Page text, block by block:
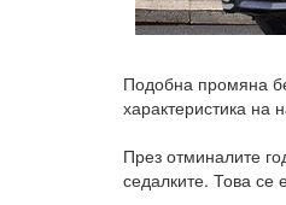
Подобна промяна
характеристика на
През отминалите
седалките. Това се